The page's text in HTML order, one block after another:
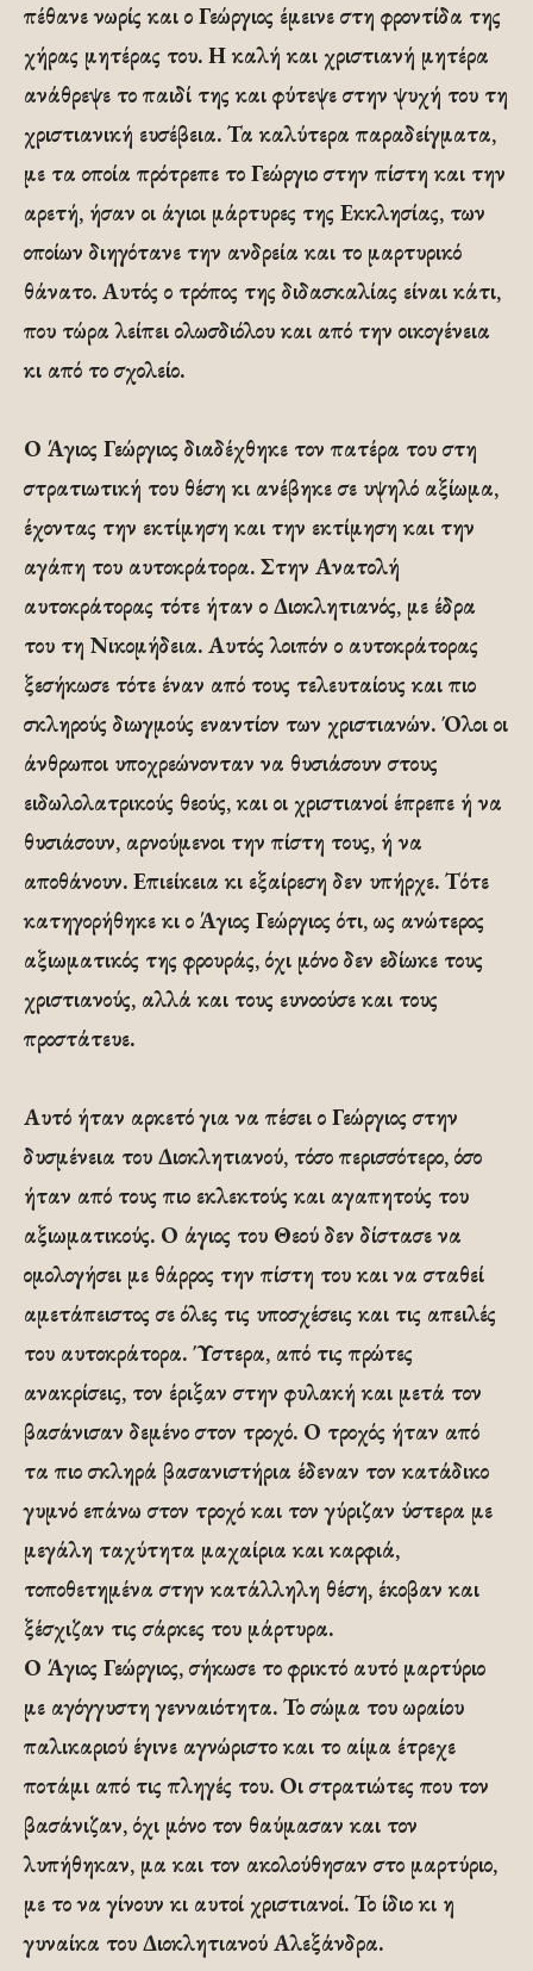
πέθανε νωρίς και ο Γεώργιος έμεινε στη φροντίδα της
χήρας μητέρας του. Η καλή και χριστιανή μητέρα
ανάθρεψε το παιδί της και φύτεψε στην ψυχή του τη
χριστιανική ευσέβεια. Τα καλύτερα παραδείγματα,
με τα οποία πρότρεπε το Γεώργιο στην πίστη και την
αρετή, ήσαν οι άγιοι μάρτυρες της Εκκλησίας, των
οποίων διηγότανε την ανδρεία και το μαρτυρικό
θάνατο. Αυτός ο τρόπος της διδασκαλίας είναι κάτι,
που τώρα λείπει ολωσδιόλου και από την οικογένεια
κι από το σχολείο.
Ο Άγιος Γεώργιος διαδέχθηκε τον πατέρα του στη
στρατιωτική του θέση κι ανέβηκε σε υψηλό αξίωμα,
έχοντας την εκτίμηση και την εκτίμηση και την
αγάπη του αυτοκράτορα. Στην Ανατολή
αυτοκράτορας τότε ήταν ο Διοκλητιανός, με έδρα
του τη Νικομήδεια. Αυτός λοιπόν ο αυτοκράτορας
ξεσήκωσε τότε έναν από τους τελευταίους και πιο
σκληρούς διωγμούς εναντίον των χριστιανών. Όλοι οι
άνθρωποι υποχρεώνονταν να θυσιάσουν στους
ειδωλολατρικούς θεούς, και οι χριστιανοί έπρεπε ή να
θυσιάσουν, αρνούμενοι την πίστη τους, ή να
αποθάνουν. Επιείκεια κι εξαίρεση δεν υπήρχε. Τότε
κατηγορήθηκε κι ο Άγιος Γεώργιος ότι, ως ανώτερος
αξιωματικός της φρουράς, όχι μόνο δεν εδίωκε τους
χριστιανούς, αλλά και τους ευνοούσε και τους
προστάτευε.
Αυτό ήταν αρκετό για να πέσει ο Γεώργιος στην
δυσμένεια του Διοκλητιανού, τόσο περισσότερο, όσο
ήταν από τους πιο εκλεκτούς και αγαπητούς του
αξιωματικούς. Ο άγιος του Θεού δεν δίστασε να
ομολογήσει με θάρρος την πίστη του και να σταθεί
αμετάπειστος σε όλες τις υποσχέσεις και τις απειλές
του αυτοκράτορα. Ύστερα, από τις πρώτες
ανακρίσεις, τον έριξαν στην φυλακή και μετά τον
βασάνισαν δεμένο στον τροχό. Ο τροχός ήταν από
τα πιο σκληρά βασανιστήρια έδεναν τον κατάδικο
γυμνό επάνω στον τροχό και τον γύριζαν ύστερα με
μεγάλη ταχύτητα μαχαίρια και καρφιά,
τοποθετημένα στην κατάλληλη θέση, έκοβαν και
ξέσχιζαν τις σάρκες του μάρτυρα.
Ο Άγιος Γεώργιος, σήκωσε το φρικτό αυτό μαρτύριο
με αγόγγυστη γενναιότητα. Το σώμα του ωραίου
παλικαριού έγινε αγνώριστο και το αίμα έτρεχε
ποτάμι από τις πληγές του. Οι στρατιώτες που τον
βασάνιζαν, όχι μόνο τον θαύμασαν και τον
λυπήθηκαν, μα και τον ακολούθησαν στο μαρτύριο,
με το να γίνουν κι αυτοί χριστιανοί. Το ίδιο κι η
γυναίκα του Διοκλητιανού Αλεξάνδρα.